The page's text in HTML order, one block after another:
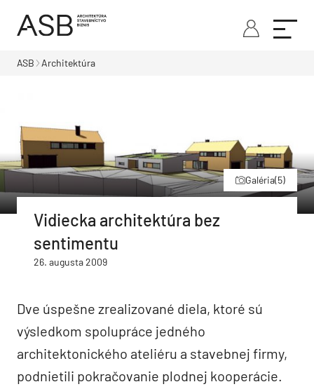
ASB Architektúra
Galéria(5)
Vidiecka architektúra bez
sentimentu
26. augusta 2009
Dve úspešne zrealizované diela, ktoré sú
výsledkom spolupráce jedného
architektonického ateliéru a stavebnej firmy,
podnietili pokračovanie plodnej kooperácie.